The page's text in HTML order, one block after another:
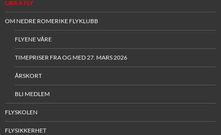
LÆR Å FLY
OM NEDRE ROMERIKE FLYKLUBB
FLYENE VÅRE
TIMEPRISER FRA OG MED 27. MARS 2026
ÅRSKORT
BLI MEDLEM
FLYSKOLEN
FLYSIKKERHET